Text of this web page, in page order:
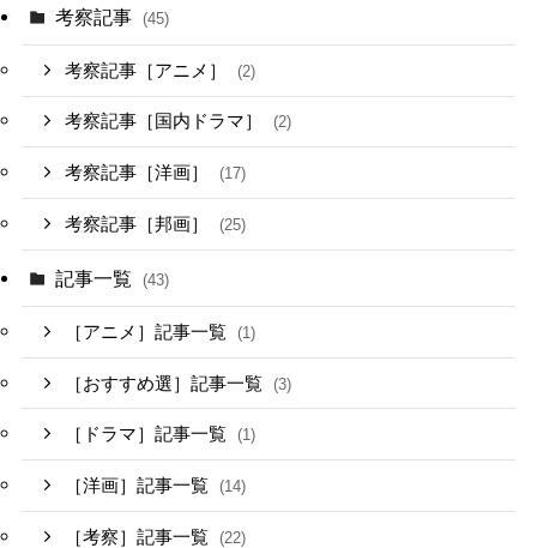
考察記事 (45)
考察記事［アニメ］ (2)
考察記事［国内ドラマ］ (2)
考察記事［洋画］ (17)
考察記事［邦画］ (25)
記事一覧 (43)
［アニメ］記事一覧 (1)
［おすすめ選］記事一覧 (3)
［ドラマ］記事一覧 (1)
［洋画］記事一覧 (14)
［考察］記事一覧 (22)